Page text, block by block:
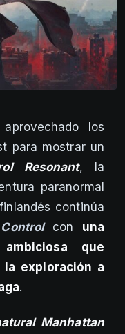
los
para mostrar un
Resonant, la
paranormal
continúa
Control con una
que
exploración a
.
Manhattan